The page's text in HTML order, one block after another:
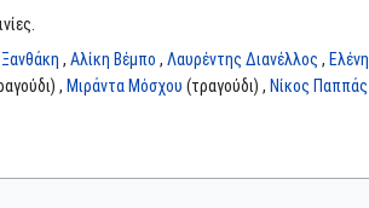
, Αλίκη Βέμπο , Λαυρέντης Διανέλλος , Ελένη
, Μιράντα Μόσχου (τραγούδι) , Νίκος Παππάς